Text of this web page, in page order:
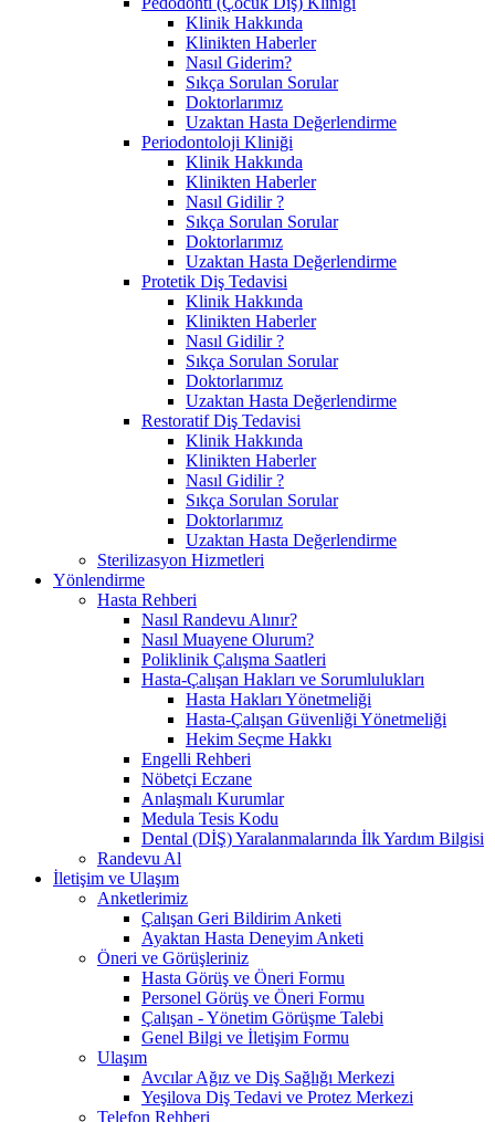
Klinik Hakkında
Klinikten Haberler
Nasıl Giderim?
Sıkça Sorulan Sorular
Doktorlarımız
Uzaktan Hasta Değerlendirme
Periodontoloji Kliniği
Klinik Hakkında
Klinikten Haberler
Nasıl Gidilir ?
Sıkça Sorulan Sorular
Doktorlarımız
Uzaktan Hasta Değerlendirme
Protetik Diş Tedavisi
Klinik Hakkında
Klinikten Haberler
Nasıl Gidilir ?
Sıkça Sorulan Sorular
Doktorlarımız
Uzaktan Hasta Değerlendirme
Restoratif Diş Tedavisi
Klinik Hakkında
Klinikten Haberler
Nasıl Gidilir ?
Sıkça Sorulan Sorular
Doktorlarımız
Uzaktan Hasta Değerlendirme
Sterilizasyon Hizmetleri
Yönlendirme
Hasta Rehberi
Nasıl Randevu Alınır?
Nasıl Muayene Olurum?
Poliklinik Çalışma Saatleri
Hasta-Çalışan Hakları ve Sorumlulukları
Hasta Hakları Yönetmeliği
Hasta-Çalışan Güvenliği Yönetmeliği
Hekim Seçme Hakkı
Engelli Rehberi
Nöbetçi Eczane
Anlaşmalı Kurumlar
Medula Tesis Kodu
Dental (DİŞ) Yaralanmalarında İlk Yardım Bilgisi
Randevu Al
İletişim ve Ulaşım
Anketlerimiz
Çalışan Geri Bildirim Anketi
Ayaktan Hasta Deneyim Anketi
Öneri ve Görüşleriniz
Hasta Görüş ve Öneri Formu
Personel Görüş ve Öneri Formu
Çalışan - Yönetim Görüşme Talebi
Genel Bilgi ve İletişim Formu
Ulaşım
Avcılar Ağız ve Diş Sağlığı Merkezi
Yeşilova Diş Tedavi ve Protez Merkezi
Telefon Rehberi